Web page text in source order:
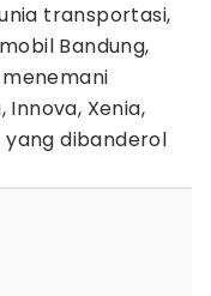
transportasi,
Bandung,
Innova, Xenia,
yang dibanderol